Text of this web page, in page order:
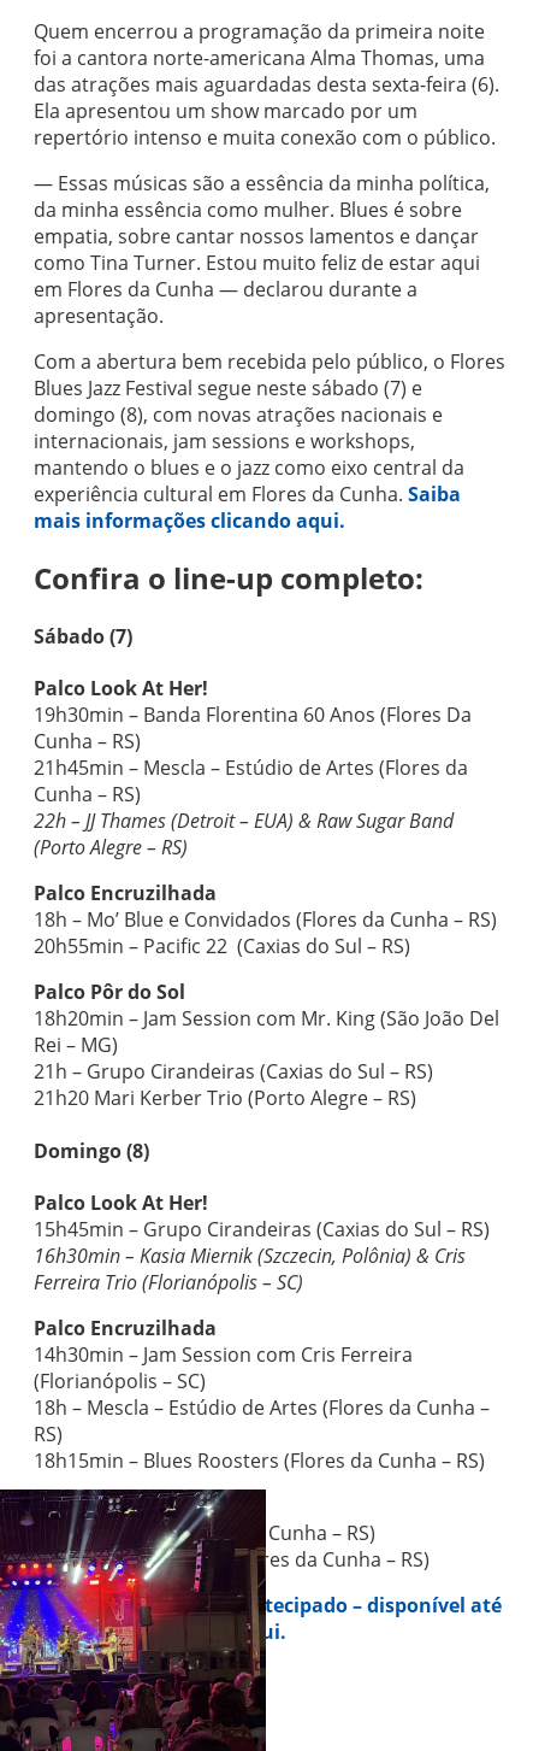
Quem encerrou a programação da primeira noite
foi a cantora norte-americana Alma Thomas, uma
das atrações mais aguardadas desta sexta-feira (6).
Ela apresentou um show marcado por um
repertório intenso e muita conexão com o público.
— Essas músicas são a essência da minha política,
da minha essência como mulher. Blues é sobre
empatia, sobre cantar nossos lamentos e dançar
como Tina Turner. Estou muito feliz de estar aqui
em Flores da Cunha — declarou durante a
apresentação.
Com a abertura bem recebida pelo público, o Flores
Blues Jazz Festival segue neste sábado (7) e
domingo (8), com novas atrações nacionais e
internacionais, jam sessions e workshops,
mantendo o blues e o jazz como eixo central da
experiência cultural em Flores da Cunha. Saiba
mais informações clicando aqui.
Confira o line-up completo:
Sábado (7)
Palco Look At Her!
19h30min – Banda Florentina 60 Anos (Flores Da
Cunha – RS)
21h45min – Mescla – Estúdio de Artes (Flores da
Cunha – RS)
22h – JJ Thames (Detroit – EUA) & Raw Sugar Band
(Porto Alegre – RS)
Palco Encruzilhada
18h – Mo’ Blue e Convidados (Flores da Cunha – RS)
20h55min – Pacific 22 (Caxias do Sul – RS)
Palco Pôr do Sol
18h20min – Jam Session com Mr. King (São João Del
Rei – MG)
21h – Grupo Cirandeiras (Caxias do Sul – RS)
21h20 Mari Kerber Trio (Porto Alegre – RS)
Domingo (8)
Palco Look At Her!
15h45min – Grupo Cirandeiras (Caxias do Sul – RS)
16h30min – Kasia Miernik (Szczecin, Polônia) & Cris
Ferreira Trio (Florianópolis – SC)
Palco Encruzilhada
14h30min – Jam Session com Cris Ferreira
(Florianópolis – SC)
18h – Mescla – Estúdio de Artes (Flores da Cunha –
RS)
18h15min – Blues Roosters (Flores da Cunha – RS)
Palco Pôr do Sol
14h50min – JET (Flores da Cunha – RS)
17h – Menega’s Band (Flores da Cunha – RS)
Adquira seu ingresso antecipado – disponível até
domingo (8) clicando aqui.